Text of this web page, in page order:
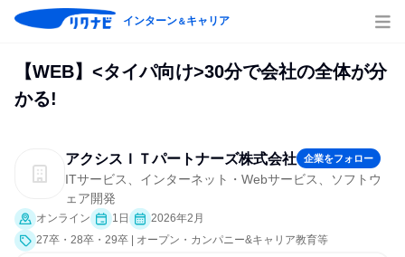
インターン＆キャリア
【WEB】<タイパ向け>30分で会社の全体が分
かる!
アクシスＩＴパートナーズ株式会社 企業をフォロー
ITサービス、インターネット・Webサービス、ソフトウ
ェア開発
オンライン 1日
2026年2月
27卒・28卒・29卒 | オープン・カンパニー&キャリア教育等